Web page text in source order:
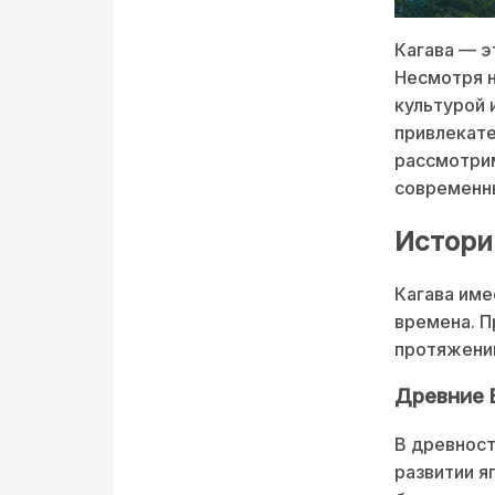
Кагава —
Несмотря
Кагава
времена.
Древние
В
развитии